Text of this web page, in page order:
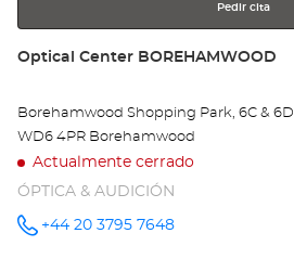
Pedir cita
Tienda:
Optical Center BOREHAMWOOD
Borehamwood Shopping Park, 6C & 6D
WD6 4PR Borehamwood
Actualmente cerrado
ÓPTICA & AUDICIÓN
número
+44 20 3795 7648